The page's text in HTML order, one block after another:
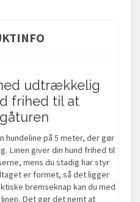
udtrækkelig
frihed til at
hundeline på 5 meter, der gør
Linen giver din hund frihed til
mens du stadig har styr
er formet, så det ligger
bremseknap kan du med
Det gør det nemt at